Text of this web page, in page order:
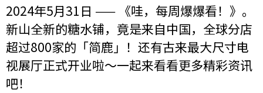
2024年5月31日 —— 《哇，每周爆爆看！》。
新山全新的糖水铺，竟是来自中国，全球分店
超过800家的「简鹿」！还有古来最大尺寸电
视展厅正式开业啦～一起来看看更多精彩资讯
吧！